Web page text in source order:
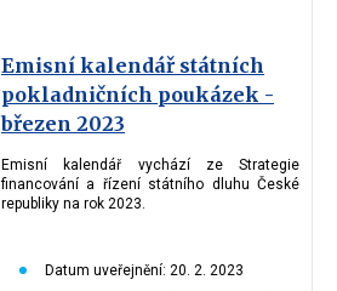
Emisní kalendář státních
pokladničních poukázek -
březen 2023
Emisní kalendář vychází ze Strategie
financování a řízení státního dluhu České
republiky na rok 2023.
Datum uveřejnění: 20. 2. 2023